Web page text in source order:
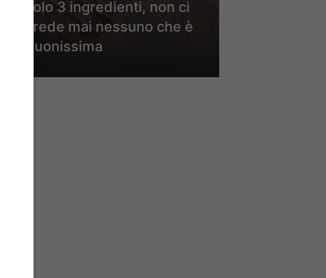
solo 3 ingredienti, non ci
crede mai nessuno che è
buonissima